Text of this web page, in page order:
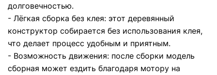
долговечностью.
- Лёгкая сборка без клея: этот деревянный
конструктор собирается без использования клея,
что делает процесс удобным и приятным.
- Возможность движения: после сборки модель
сборная может ездить благодаря мотору на